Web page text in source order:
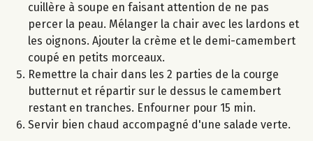
cuillère à soupe en faisant attention de ne pas
percer la peau. Mélanger la chair avec les lardons et
les oignons. Ajouter la crème et le demi-camembert
coupé en petits morceaux.
Remettre la chair dans les 2 parties de la courge
butternut et répartir sur le dessus le camembert
restant en tranches. Enfourner pour 15 min.
Servir bien chaud accompagné d'une salade verte.